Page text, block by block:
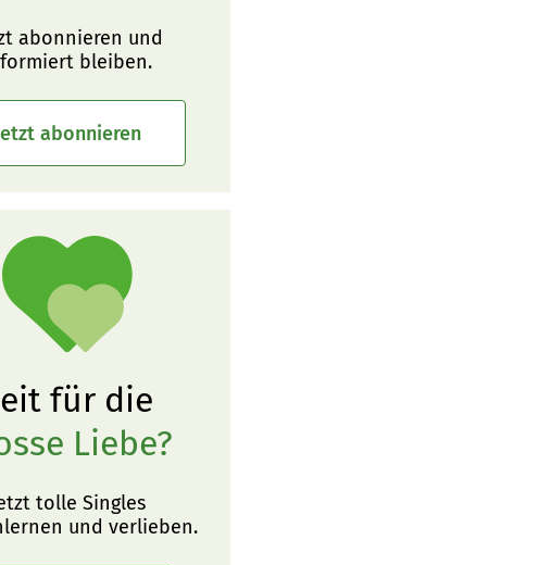
abonnieren und
bleiben.
abonnieren
für die
Liebe?
tolle Singles
und verlieben.